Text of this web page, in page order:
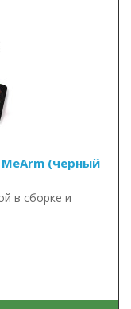
(черный
в сборке и